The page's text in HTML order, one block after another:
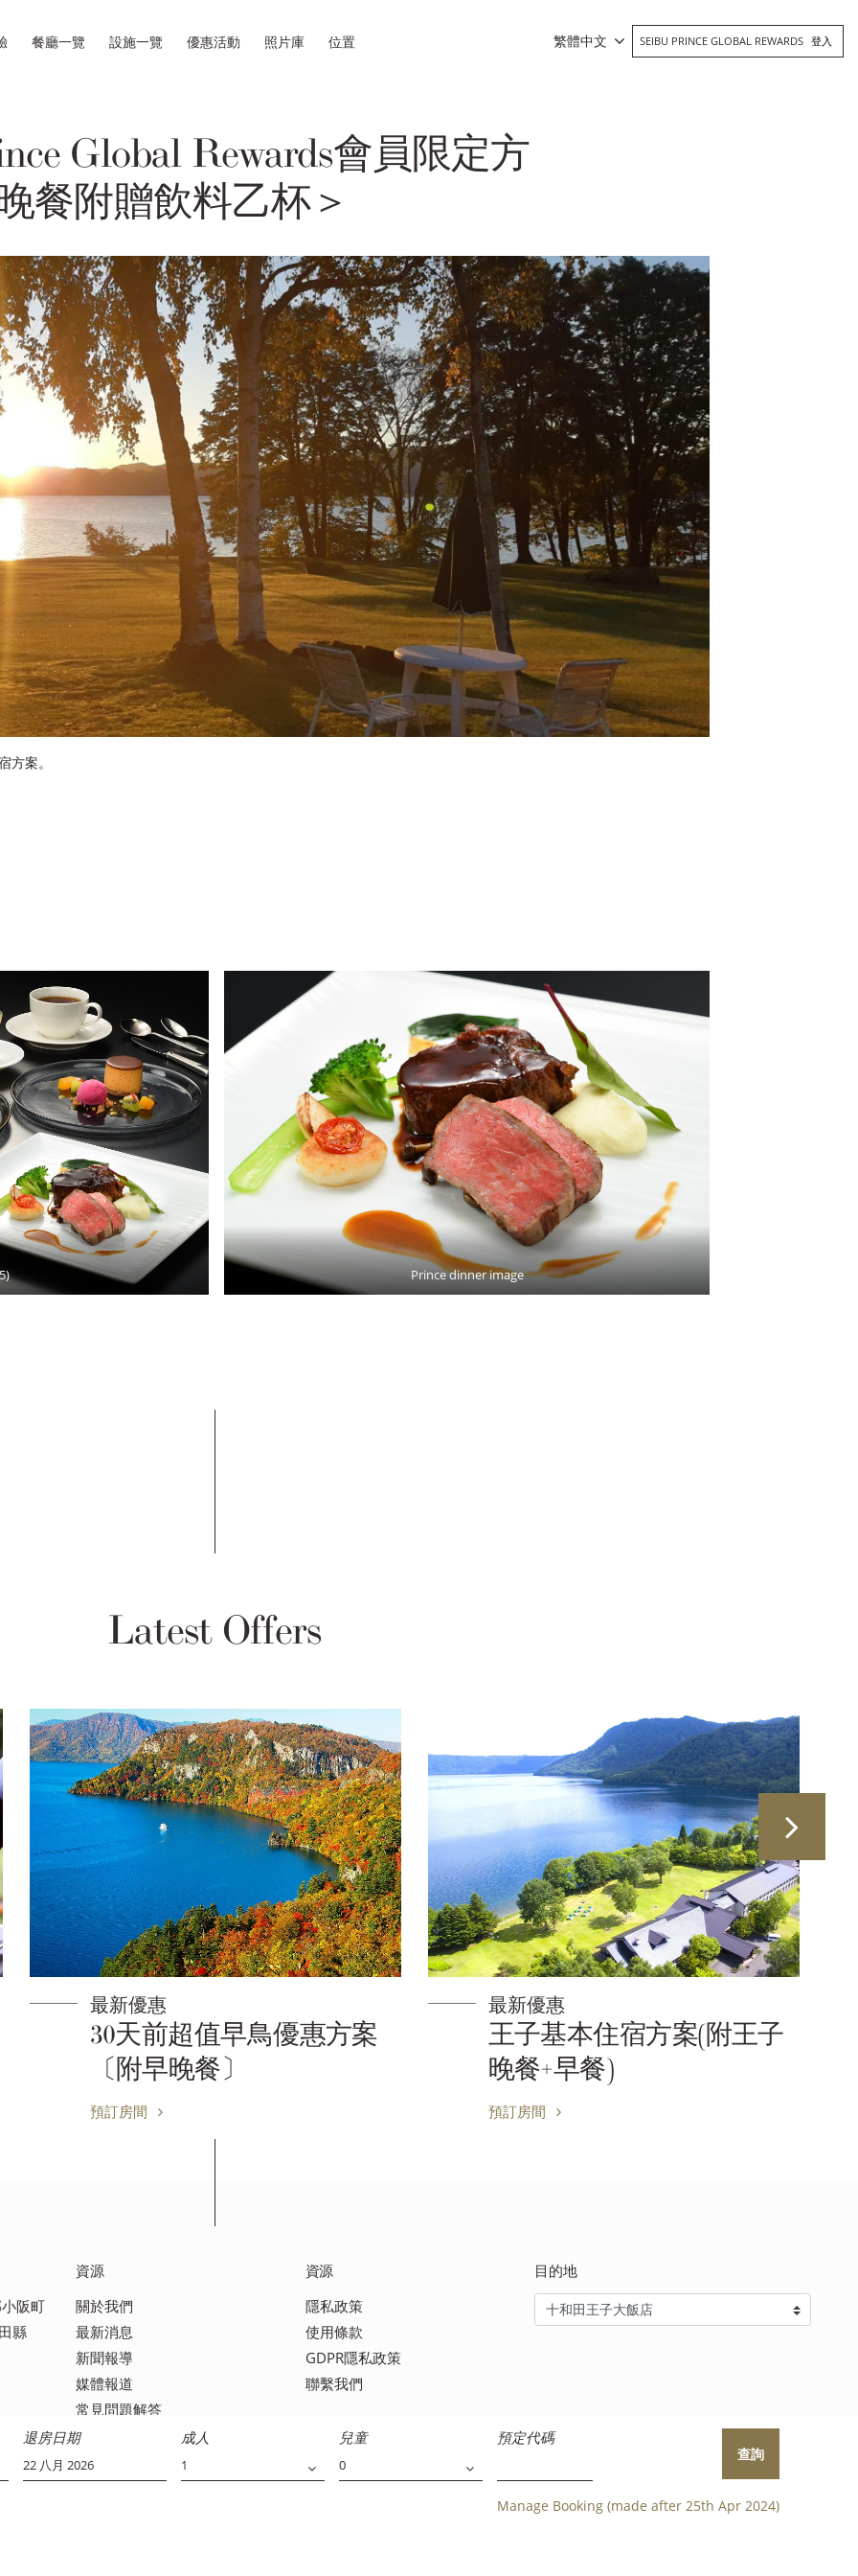
餐廳一覽 設施一覽 優惠活動 照片庫 位置 繁體中文 SEIBU PRINCE GLOBAL REWARDS 登入
退房日期 成人 兒童 預定代碼
查詢
Manage Booking (made after 25th Apr 2024)
Global Rewards會員限定方
餐附贈飲料乙杯＞
案。
Prince dinner image
Latest Offers
最新優惠
30天前超值早鳥優惠方案
〔附早晚餐〕
預訂房間
最新優惠
王子基本住宿方案(附王子
晚餐+早餐)
預訂房間
阪町
縣
資源
關於我們
最新消息
新聞報導
媒體報道
常見問題解答
資源
隱私政策
使用條款
GDPR隱私政策
聯繫我們
目的地